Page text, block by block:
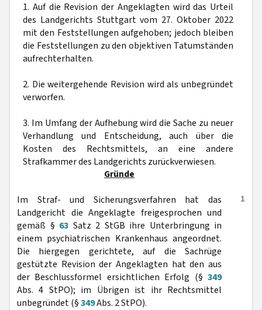
1. Auf die Revision der Angeklagten wird das Urteil
des Landgerichts Stuttgart vom 27. Oktober 2022
mit den Feststellungen aufgehoben; jedoch bleiben
die Feststellungen zu den objektiven Tatumständen
aufrechterhalten.
2. Die weitergehende Revision wird als unbegründet
verworfen.
3. Im Umfang der Aufhebung wird die Sache zu neuer
Verhandlung und Entscheidung, auch über die
Kosten des Rechtsmittels, an eine andere
Strafkammer des Landgerichts zurückverwiesen.
Gründe
1
Im Straf- und Sicherungsverfahren hat das
Landgericht die Angeklagte freigesprochen und
gemäß § 63 Satz 2 StGB ihre Unterbringung in
einem psychiatrischen Krankenhaus angeordnet.
Die hiergegen gerichtete, auf die Sachrüge
gestützte Revision der Angeklagten hat den aus
der Beschlussformel ersichtlichen Erfolg (§ 349
Abs. 4 StPO); im Übrigen ist ihr Rechtsmittel
unbegründet (§349Abs. 2 StPO).